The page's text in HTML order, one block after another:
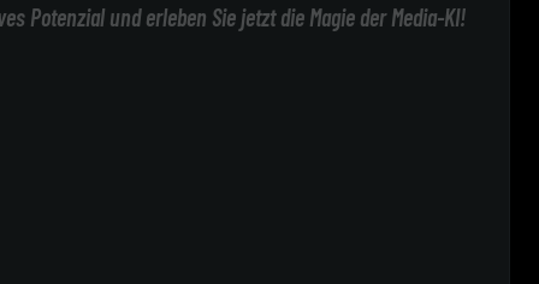
Potenzial und erleben Sie jetzt die Magie der Media-KI!